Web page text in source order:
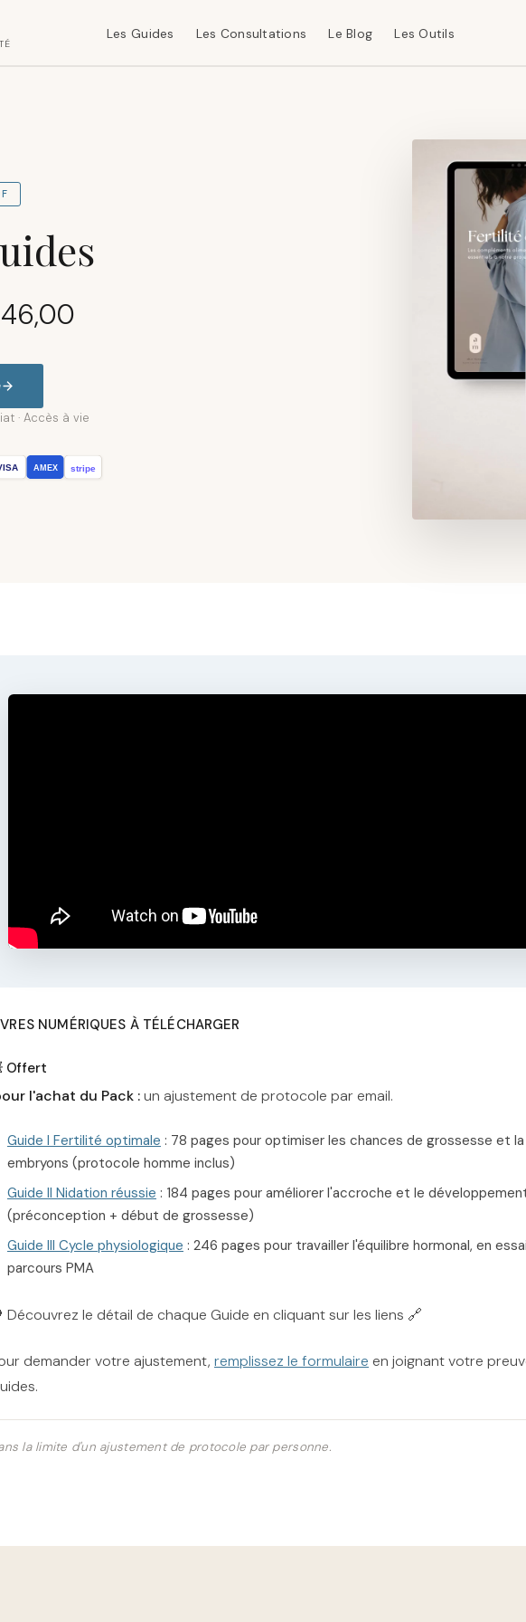
Les Guides Les Consultations Le Blog Les Outils
· Accès à vie
AMEX stripe
NUMÉRIQUES À TÉLÉCHARGER
Offert
l'achat du Pack :un ajustement de protocole par email.
Guide I Fertilité optimale : 78 pages pour optimiser les chances de grossesse et
embryons (protocole homme inclus)
Guide II Nidation réussie : 184 pages pour améliorer l'accroche et le
(préconception + début de grossesse)
Guide III Cycle physiologique : 246 pages pour travailler l'équilibre hormonal, en
parcours PMA
Découvrez le détail de chaque Guide en cliquant sur les liens 🔗
demander votre ajustement, remplissez le formulaire en joignant votre
la limite d'un ajustement de protocole par personne.